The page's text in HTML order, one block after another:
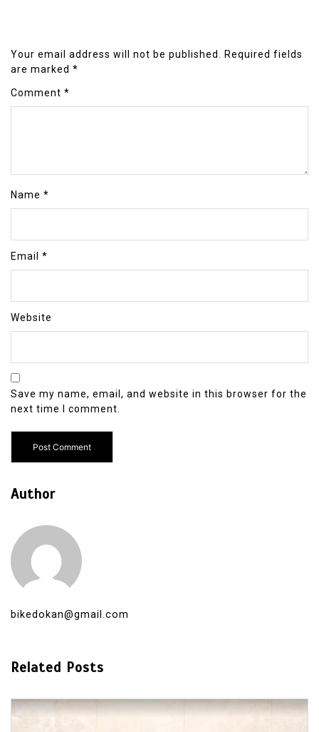
Your email address will not be published.
Required fields
are marked *
Comment *
Name *
Email *
Website
Save my name, email, and website in this browser for the
next time I comment.
Author
bikedokan@gmail.com
Related Posts